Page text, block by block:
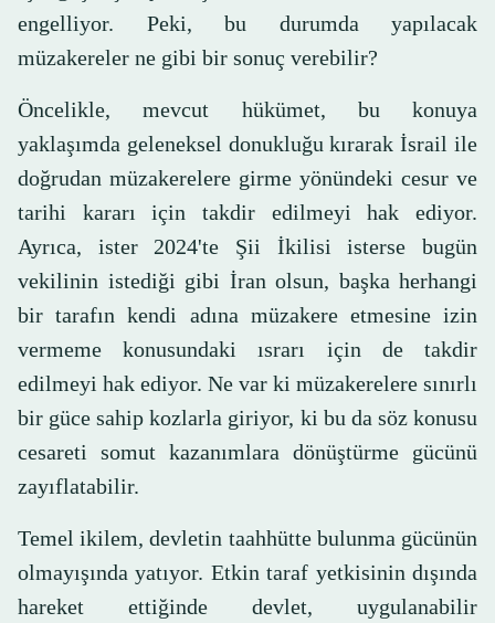
engelliyor. Peki, bu durumda yapılacak
müzakereler ne gibi bir sonuç verebilir?
Öncelikle, mevcut hükümet, bu konuya
yaklaşımda geleneksel donukluğu kırarak İsrail ile
doğrudan müzakerelere girme yönündeki cesur ve
tarihi kararı için takdir edilmeyi hak ediyor.
Ayrıca, ister 2024'te Şii İkilisi isterse bugün
vekilinin istediği gibi İran olsun, başka herhangi
bir tarafın kendi adına müzakere etmesine izin
vermeme konusundaki ısrarı için de takdir
edilmeyi hak ediyor. Ne var ki müzakerelere sınırlı
bir güce sahip kozlarla giriyor, ki bu da söz konusu
cesareti somut kazanımlara dönüştürme gücünü
zayıflatabilir.
Temel ikilem, devletin taahhütte bulunma gücünün
olmayışında yatıyor. Etkin taraf yetkisinin dışında
hareket ettiğinde devlet, uygulanabilir